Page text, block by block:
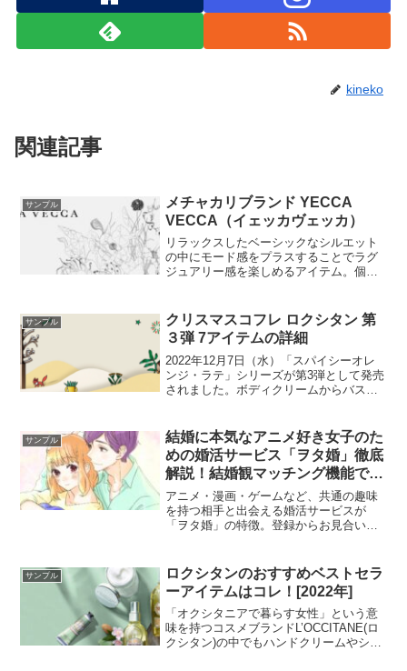
kineko
関連記事
サンプル
メチャカリブランド YECCA
VECCA（イェッカヴェッカ）
リラックスしたベーシックなシルエット
の中にモード感をプラスすることでラグ
ジュアリー感を楽しめるアイテム。個性
サンプル
クリスマスコフレ ロクシタン 第
３弾 7アイテムの詳細
2022年12月7日（水）「スパイシーオレ
ンジ・ラテ」シリーズが第3弾として発売
されました。ボディクリームからバスボ
てあなたのクリスマスホリデーは夢見心
地な気分に。
サンプル
結婚に本気なアニメ好き女子のた
めの婚活サービス「ヲタ婚」徹底
解説！結婚観マッチング機能で理
想のパートナーを見つけよう
アニメ・漫画・ゲームなど、共通の趣味
を持つ相手と出会える婚活サービスが
「ヲタ婚」の特徴。登録からお見合いま
提案するオーダーメイド型紹介システ
ム。
サンプル
ロクシタンのおすすめベストセラ
ーアイテムはコレ！[2022年]
「オクシタニアで暮らす女性」という意
味を持つコスメブランドL’OCCITANE(ロ
クシタン)の中でもハンドクリームやシャ